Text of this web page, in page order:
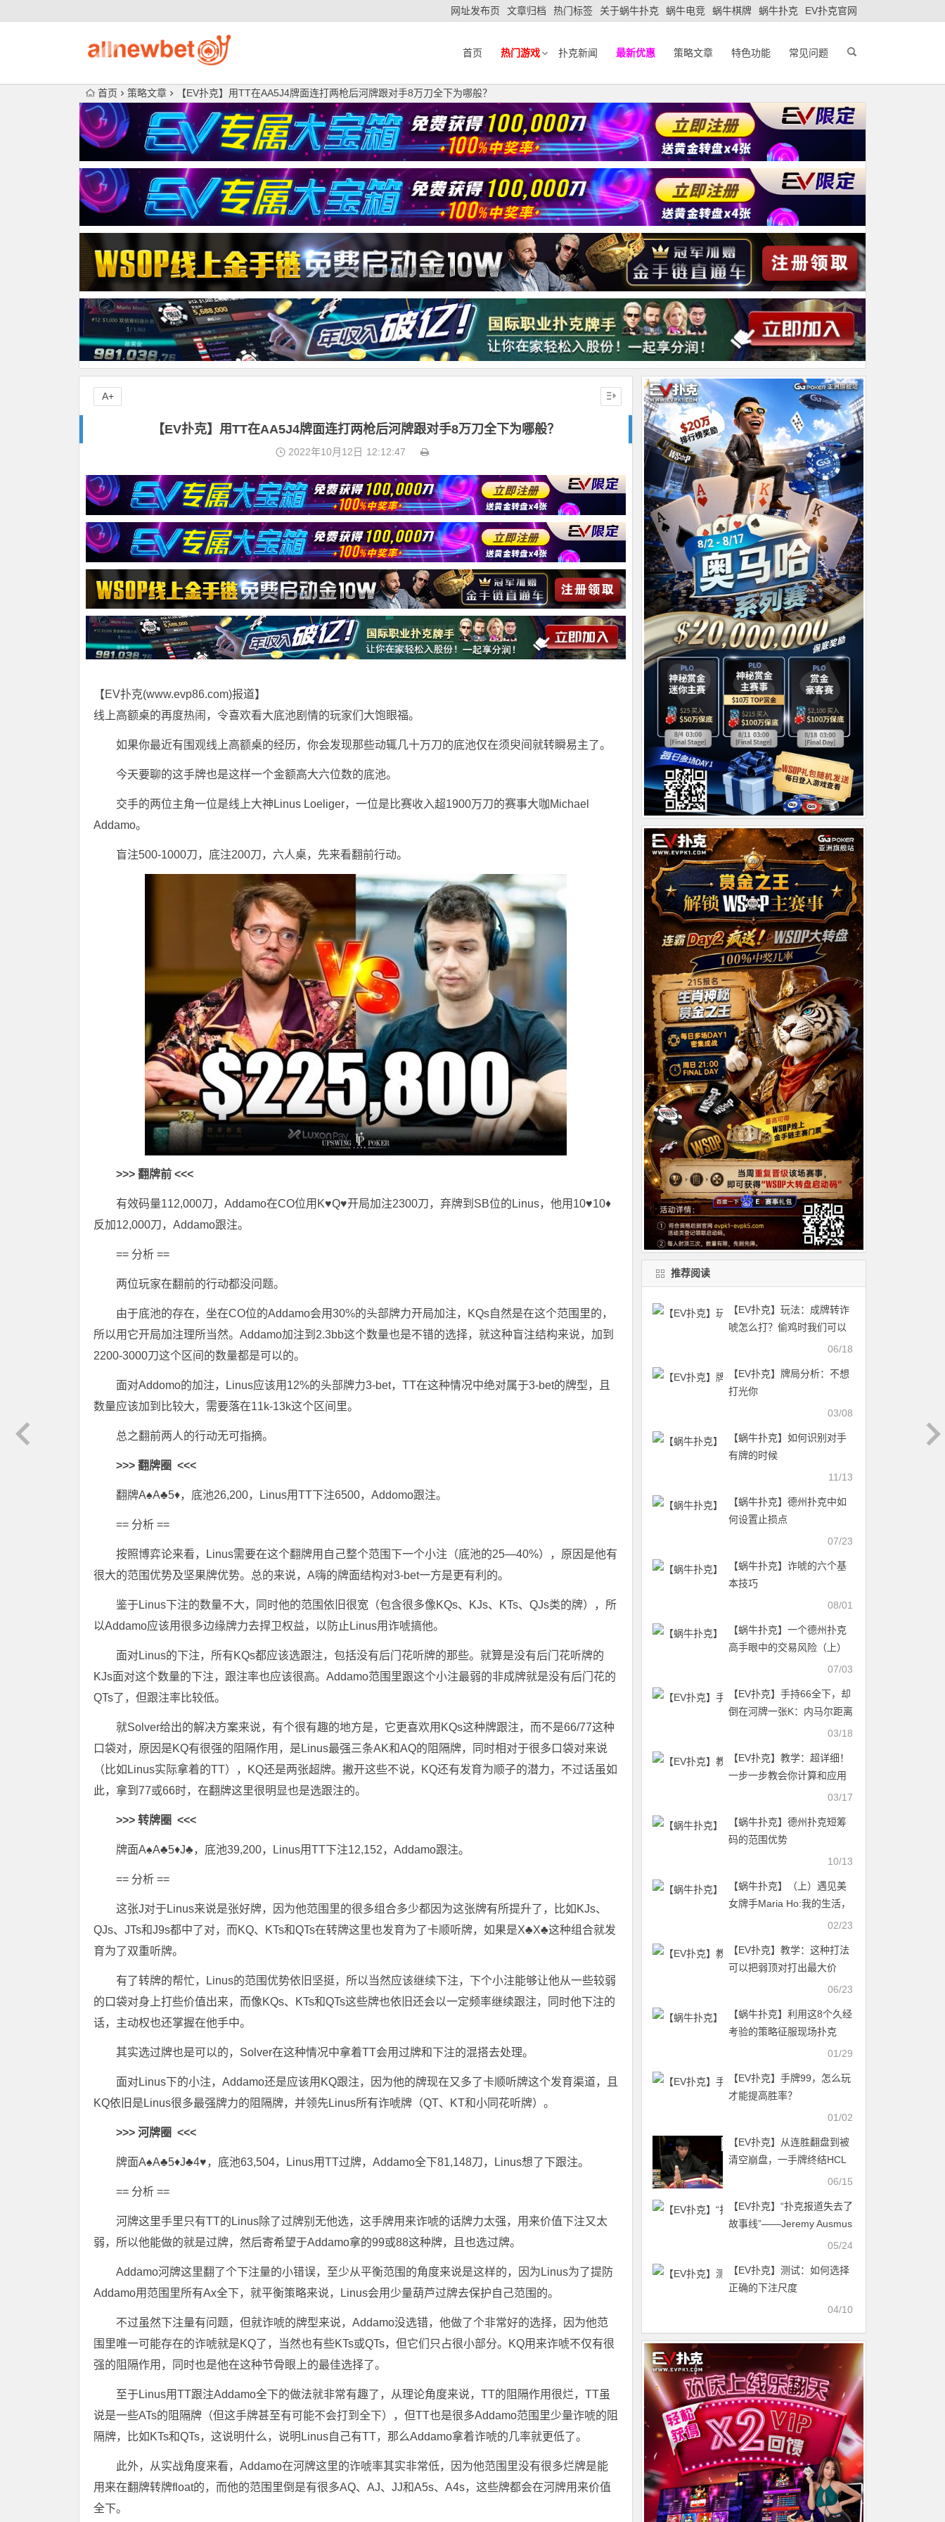
网址发布页 文章归档 热门标签 关于蜗牛扑克 蜗牛电竞 蜗牛棋牌 蜗牛扑克 EV扑克官网
首页 热门游戏 扑克新闻 最新优惠 策略文章 特色功能 常见问题
首页 策略文章 【EV扑克】用TT在AA5J4牌面连打两枪后河牌跟对手8万刀全下为哪般？
【EV扑克】用TT在AA5J4牌面连打两枪后河牌跟对手8万刀全下为哪般？
2022年10月12日 12:12:47
【EV扑克(www.evp86.com)报道】
线上高额桌的再度热闹，令喜欢看大底池剧情的玩家们大饱眼福。
如果你最近有围观线上高额桌的经历，你会发现那些动辄几十万刀的底池仅在须臾间就转瞬易主了。
今天要聊的这手牌也是这样一个金额高大六位数的底池。
交手的两位主角一位是线上大神Linus Loeliger，一位是比赛收入超1900万刀的赛事大咖Michael
Addamo。
盲注500-1000刀，底注200刀，六人桌，先来看翻前行动。
>>> 翻牌前 <<<
有效码量112,000刀，Addamo在CO位用K♥Q♥开局加注2300刀，弃牌到SB位的Linus，他用10♥10♦
反加12,000刀，Addamo跟注。
== 分析 ==
两位玩家在翻前的行动都没问题。
由于底池的存在，坐在CO位的Addamo会用30%的头部牌力开局加注，KQs自然是在这个范围里的，
所以用它开局加注理所当然。Addamo加注到2.3bb这个数量也是不错的选择，就这种盲注结构来说，加到
2200-3000刀这个区间的数量都是可以的。
面对Addomo的加注，Linus应该用12%的头部牌力3-bet，TT在这种情况中绝对属于3-bet的牌型，且
数量应该加到比较大，需要落在11k-13k这个区间里。
总之翻前两人的行动无可指摘。
>>> 翻牌圈 <<<
翻牌A♠A♣5♦，底池26,200，Linus用TT下注6500，Addomo跟注。
== 分析 ==
按照博弈论来看，Linus需要在这个翻牌用自己整个范围下一个小注（底池的25—40%），原因是他有
很大的范围优势及坚果牌优势。总的来说，A嗨的牌面结构对3-bet一方是更有利的。
鉴于Linus下注的数量不大，同时他的范围依旧很宽（包含很多像KQs、KJs、KTs、QJs类的牌），所
以Addamo应该用很多边缘牌力去捍卫权益，以防止Linus用诈唬搞他。
面对Linus的下注，所有KQs都应该选跟注，包括没有后门花听牌的那些。就算是没有后门花听牌的
KJs面对这个数量的下注，跟注率也应该很高。Addamo范围里跟这个小注最弱的非成牌就是没有后门花的
QTs了，但跟注率比较低。
就Solver给出的解决方案来说，有个很有趣的地方是，它更喜欢用KQs这种牌跟注，而不是66/77这种
口袋对，原因是KQ有很强的阻隔作用，是Linus最强三条AK和AQ的阻隔牌，同时相对于很多口袋对来说
（比如Linus实际拿着的TT），KQ还是两张超牌。撇开这些不说，KQ还有发育为顺子的潜力，不过话虽如
此，拿到77或66时，在翻牌这里很明显也是选跟注的。
>>> 转牌圈 <<<
牌面A♠A♣5♦J♣，底池39,200，Linus用TT下注12,152，Addamo跟注。
== 分析 ==
这张J对于Linus来说是张好牌，因为他范围里的很多组合多少都因为这张牌有所提升了，比如KJs、
QJs、JTs和J9s都中了对，而KQ、KTs和QTs在转牌这里也发育为了卡顺听牌，如果是X♣X♣这种组合就发
育为了双重听牌。
有了转牌的帮忙，Linus的范围优势依旧坚挺，所以当然应该继续下注，下个小注能够让他从一些较弱
的口袋对身上打些价值出来，而像KQs、KTs和QTs这些牌也依旧还会以一定频率继续跟注，同时他下注的
话，主动权也还掌握在他手中。
其实选过牌也是可以的，Solver在这种情况中拿着TT会用过牌和下注的混搭去处理。
面对Linus下的小注，Addamo还是应该用KQ跟注，因为他的牌现在又多了卡顺听牌这个发育渠道，且
KQ依旧是Linus很多最强牌力的阻隔牌，并领先Linus所有诈唬牌（QT、KT和小同花听牌）。
>>> 河牌圈 <<<
牌面A♠A♣5♦J♣4♥，底池63,504，Linus用TT过牌，Addamo全下81,148刀，Linus想了下跟注。
== 分析 ==
河牌这里手里只有TT的Linus除了过牌别无他选，这手牌用来诈唬的话牌力太强，用来价值下注又太
弱，所以他能做的就是过牌，然后寄希望于Addamo拿的99或88这种牌，且也选过牌。
Addamo河牌这里翻了个下注量的小错误，至少从平衡范围的角度来说是这样的，因为Linus为了提防
Addamo用范围里所有Ax全下，就平衡策略来说，Linus会用少量葫芦过牌去保护自己范围的。
不过虽然下注量有问题，但就诈唬的牌型来说，Addamo没选错，他做了个非常好的选择，因为他范
围里唯一可能存在的诈唬就是KQ了，当然也有些KTs或QTs，但它们只占很小部分。KQ用来诈唬不仅有很
强的阻隔作用，同时也是他在这种节骨眼上的最佳选择了。
至于Linus用TT跟注Addamo全下的做法就非常有趣了，从理论角度来说，TT的阻隔作用很烂，TT虽
说是一些ATs的阻隔牌（但这手牌甚至有可能不会打到全下），但TT也是很多Addamo范围里少量诈唬的阻
隔牌，比如KTs和QTs，这说明什么，说明Linus自己有TT，那么Addamo拿着诈唬的几率就更低了。
此外，从实战角度来看，Addamo在河牌这里的诈唬率其实非常低，因为他范围里没有很多烂牌是能
用来在翻牌转牌float的，而他的范围里倒是有很多AQ、AJ、JJ和A5s、A4s，这些牌都会在河牌用来价值
全下。
A+
推荐阅读
【EV扑克】玩法：成牌转诈
唬怎么打？偷鸡时我们可以
06/18
【EV扑克】牌局分析：不想
打光你
03/08
【蜗牛扑克】如何识别对手
有牌的时候
11/13
【蜗牛扑克】德州扑克中如
何设置止损点
07/23
【蜗牛扑克】诈唬的六个基
本技巧
08/01
【蜗牛扑克】一个德州扑克
高手眼中的交易风险（上）
07/03
【EV扑克】手持66全下，却
倒在河牌一张K：内马尔距离
SCOOP冠军究竟还有多远？
03/18
【EV扑克】教学：超详细！
一步一步教会你计算和应用
03/17
【蜗牛扑克】德州扑克短筹
码的范围优势
10/13
【蜗牛扑克】（上）遇见美
女牌手Maria Ho:我的生活，
02/23
【EV扑克】教学：这种打法
可以把弱顶对打出最大价
06/23
【蜗牛扑克】利用这8个久经
考验的策略征服现场扑克
01/29
【EV扑克】手牌99，怎么玩
才能提高胜率？
01/02
【EV扑克】从连胜翻盘到被
清空崩盘，一手牌终结HCL
06/15
【EV扑克】“扑克报道失去了
故事线”——Jeremy Ausmus
怒批：别再只讲手牌范围了
05/24
【EV扑克】测试：如何选择
正确的下注尺度
04/10